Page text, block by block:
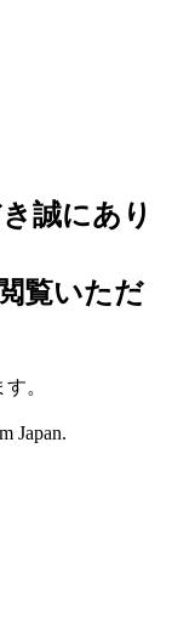
誠にあり
覧いただ
。
Japan.